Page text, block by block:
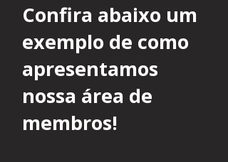
Confira abaixo um
exemplo de como
apresentamos
nossa área de
membros!